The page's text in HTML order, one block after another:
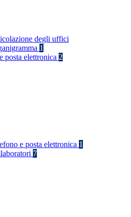
degli uffici
1
posta elettronica 2
e posta elettronica 1
7